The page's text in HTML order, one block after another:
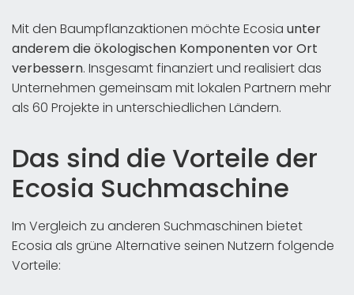
Mit den Baumpflanzaktionen möchte Ecosia unter
anderem die ökologischen Komponenten vor Ort
verbessern. Insgesamt finanziert und realisiert das
Unternehmen gemeinsam mit lokalen Partnern mehr
als 60 Projekte in unterschiedlichen Ländern.
Das sind die Vorteile der
Ecosia Suchmaschine
Im Vergleich zu anderen Suchmaschinen bietet
Ecosia als grüne Alternative seinen Nutzern folgende
Vorteile: